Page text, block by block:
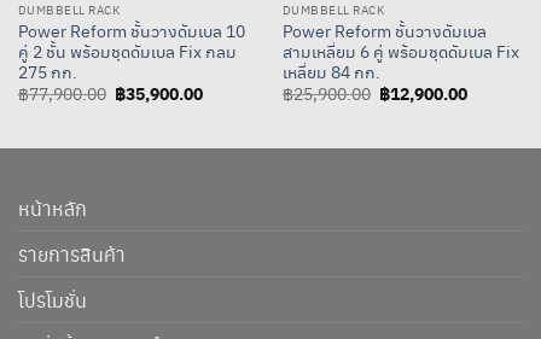
DUMBBELL RACK
Power Reform ชั้นวางดัมเบล 10
คู่ 2 ชั้น พร้อมชุดดัมเบล Fix กลม
275 กก.
฿77,900.00 Original
price
฿35,900.00Current
DUMBBELL RACK
Power Reform ชั้นวางดัมเบล
สามเหลี่ยม 6 คู่ พร้อมชุดดัมเบล Fix
เหลี่ยม 84 กก.
฿25,900.00 Original
price
฿12,900.00Current
หน้าหลัก
รายการสินค้า
โปรโมชั่น